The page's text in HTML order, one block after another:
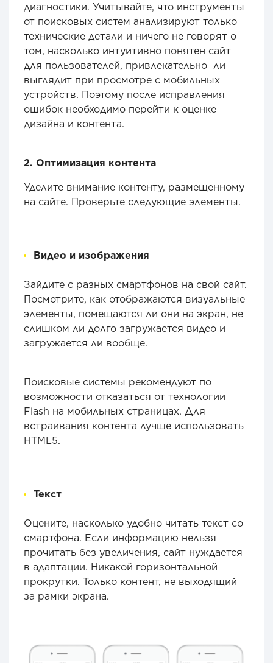
диагностики. Учитывайте, что инструменты
от поисковых систем анализируют только
технические детали и ничего не говорят о
том, насколько интуитивно понятен сайт
для пользователей, привлекательно ли
выглядит при просмотре с мобильных
устройств. Поэтому после исправления
ошибок необходимо перейти к оценке
дизайна и контента.
2. Оптимизация контента
Уделите внимание контенту, размещенному
на сайте. Проверьте следующие элементы.
Видео и изображения
Зайдите с разных смартфонов на свой сайт.
Посмотрите, как отображаются визуальные
элементы, помещаются ли они на экран, не
слишком ли долго загружается видео и
загружается ли вообще.
Поисковые системы рекомендуют по
возможности отказаться от технологии
Flash на мобильных страницах. Для
встраивания контента лучше использовать
HTML5.
Текст
Оцените, насколько удобно читать текст со
смартфона. Если информацию нельзя
прочитать без увеличения, сайт нуждается
в адаптации. Никакой горизонтальной
прокрутки. Только контент, не выходящий
за рамки экрана.